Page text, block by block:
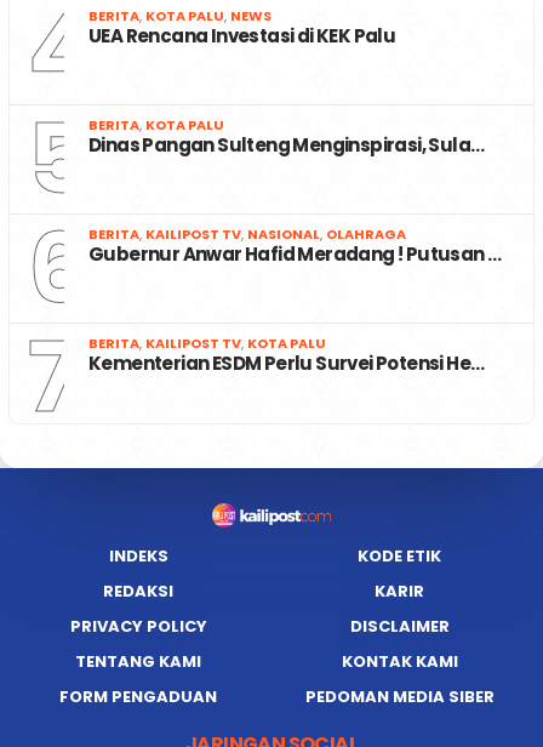
4 BERITA, KOTA PALU, NEWS
UEA Rencana Investasi di KEK Palu
5 BERITA, KOTA PALU
Dinas Pangan Sulteng Menginspirasi, Sula…
6 BERITA, KAILIPOST TV, NASIONAL, OLAHRAGA
Gubernur Anwar Hafid Meradang ! Putusan …
7 BERITA, KAILIPOST TV, KOTA PALU
Kementerian ESDM Perlu Survei Potensi He…
INDEKS
KODE ETIK
REDAKSI
KARIR
PRIVACY POLICY
DISCLAIMER
TENTANG KAMI
KONTAK KAMI
FORM PENGADUAN
PEDOMAN MEDIA SIBER